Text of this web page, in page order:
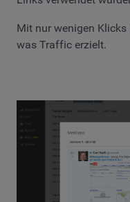
Mit nur wenigen Klicks
was Traffic erzielt.